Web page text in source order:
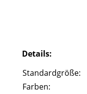
Details:
Standardgröße:
Farben: